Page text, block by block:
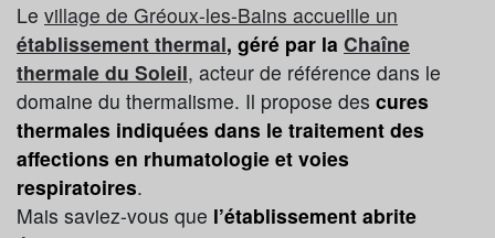
Le village de Gréoux-les-Bains accueille un
établissement thermal, géré par la Chaîne
thermale du Soleil, acteur de référence dans le
domaine du thermalisme. Il propose des cures
thermales indiquées dans le traitement des
affections en rhumatologie et voies
respiratoires.
Mais saviez-vous que l’établissement abrite